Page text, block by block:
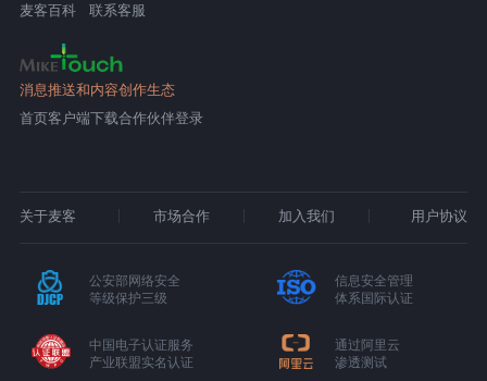
麦客百科
联系客服
消息推送和内容创作生态
首页客户端下载合作伙伴登录
关于麦客 市场合作 加入我们 用户协议
公安部网络安全
等级保护三级
信息安全管理
体系国际认证
中国电子认证服务
产业联盟实名认证
通过阿里云
渗透测试